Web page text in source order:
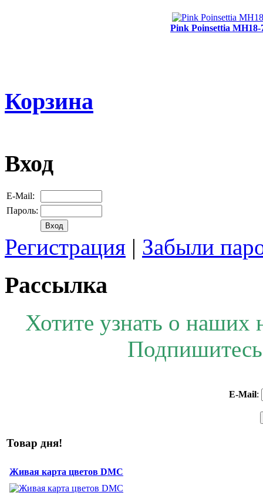
Pink Poinsettia MH18-
Корзина
Вход
E-Mail:
Пароль:
Регистрация | Забыли
Рассылка
Хотите узнать о наших
E-Mail:
Товар дня!
Живая карта цветов DMC